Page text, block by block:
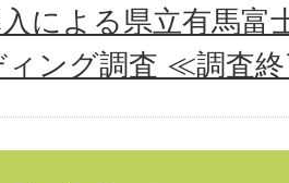
による県立有馬富
ィング調査 ≪調査